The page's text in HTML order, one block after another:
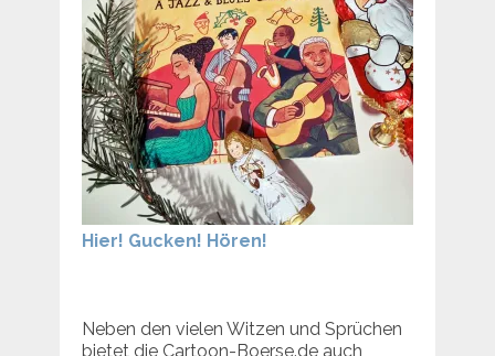
Hier! Gucken! Hören!
Neben den vielen Witzen und Sprüchen
bietet die Cartoon-Boerse.de auch